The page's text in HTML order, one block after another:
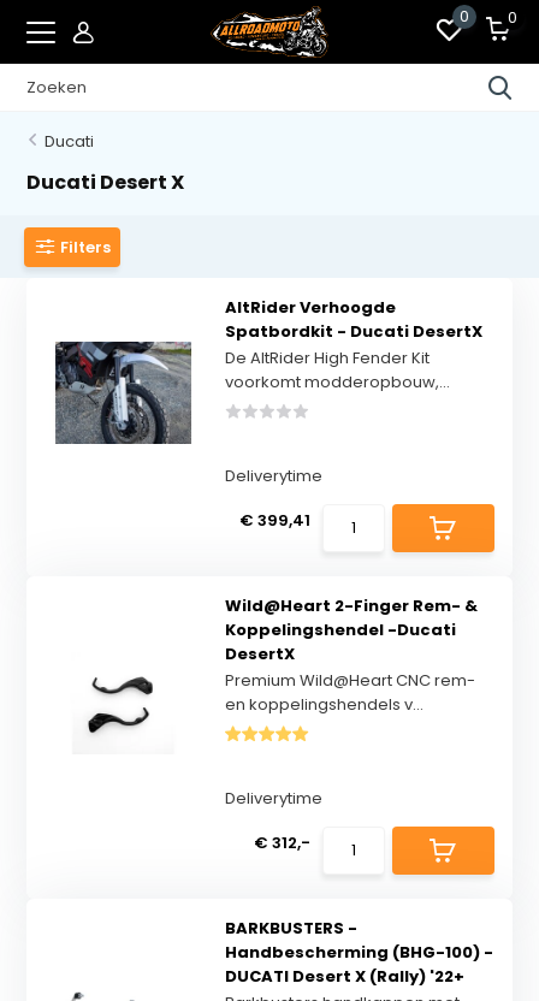
0 0
Ducati
Ducati Desert X
Filters
AltRider Verhoogde
Spatbordkit - Ducati DesertX
De AltRider High Fender Kit
voorkomt modderopbouw,...
Deliverytime
€ 399,41
Wild@Heart 2-Finger Rem- &
Koppelingshendel -Ducati
DesertX
Premium Wild@Heart CNC rem-
en koppelingshendels v...
Deliverytime
€ 312,-
BARKBUSTERS -
Handbescherming (BHG-100) -
DUCATI Desert X (Rally) '22+